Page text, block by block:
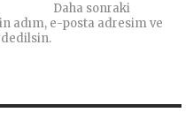
Daha sonraki
adım, e-posta adresim ve